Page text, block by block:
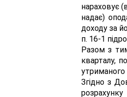
нараховує
надає)
доходу за
п. 16-1
Разом з
кварталу,
Згідно з